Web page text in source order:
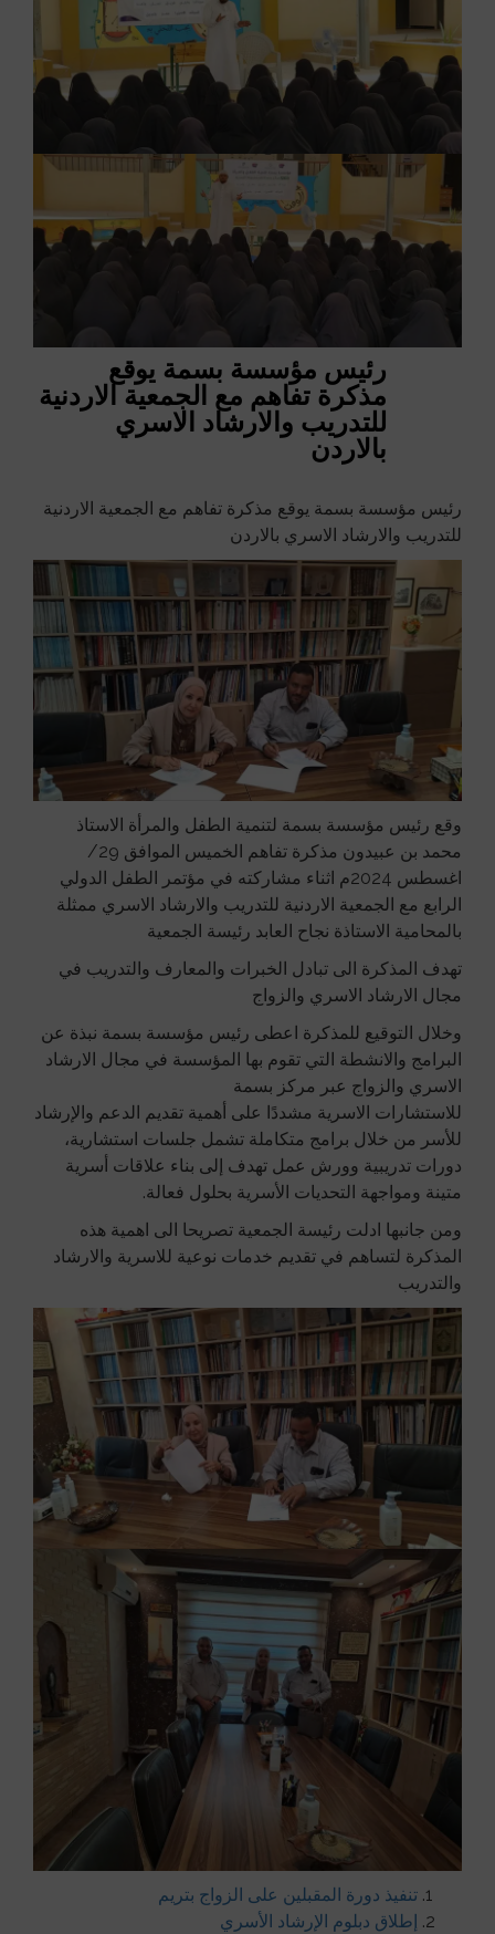
رئيس مؤسسة بسمة يوقع
مذكرة تفاهم مع الجمعية الاردنية
للتدريب والارشاد الاسري
بالاردن
رئيس مؤسسة بسمة يوقع مذكرة تفاهم مع الجمعية الاردنية
للتدريب والارشاد الاسري بالاردن
وقع رئيس مؤسسة بسمة لتنمية الطفل والمرأة الاستاذ
محمد بن عبيدون مذكرة تفاهم الخميس الموافق 29/
اغسطس 2024م اثناء مشاركته في مؤتمر الطفل الدولي
الرابع مع الجمعية الاردنية للتدريب والارشاد الاسري ممثلة
بالمحامية الاستاذة نجاح العابد رئيسة الجمعية
تهدف المذكرة الى تبادل الخبرات والمعارف والتدريب في
مجال الارشاد الاسري والزواج
وخلال التوقيع للمذكرة اعطى رئيس مؤسسة بسمة نبذة عن
البرامج والانشطة التي تقوم بها المؤسسة في مجال الارشاد
الاسري والزواج عبر مركز بسمة
للاستشارات الاسرية مشددًا على أهمية تقديم الدعم والإرشاد
للأسر من خلال برامج متكاملة تشمل جلسات استشارية،
دورات تدريبية وورش عمل تهدف إلى بناء علاقات أسرية
متينة ومواجهة التحديات الأسرية بحلول فعالة.
ومن جانبها ادلت رئيسة الجمعية تصريحا الى اهمية هذه
المذكرة لتساهم في تقديم خدمات نوعية للاسرية والارشاد
والتدريب
تنفيذ دورة المقبلين على الزواج بتريم
إطلاق دبلوم الإرشاد الأسري